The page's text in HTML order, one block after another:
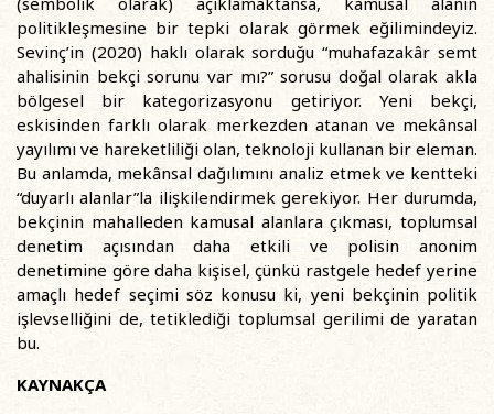
politikleşmesine bir tepki olarak görmek eğilimindeyiz.
Sevinç’in (2020) haklı olarak sorduğu “muhafazakâr semt
ahalisinin bekçi sorunu var mı?” sorusu doğal olarak akla
bölgesel bir kategorizasyonu getiriyor. Yeni bekçi,
eskisinden farklı olarak merkezden atanan ve mekânsal
yayılımı ve hareketliliği olan, teknoloji kullanan bir eleman.
Bu anlamda, mekânsal dağılımını analiz etmek ve kentteki
“duyarlı alanlar”la ilişkilendirmek gerekiyor. Her durumda,
bekçinin mahalleden kamusal alanlara çıkması, toplumsal
denetim açısından daha etkili ve polisin anonim
denetimine göre daha kişisel, çünkü rastgele hedef yerine
amaçlı hedef seçimi söz konusu ki, yeni bekçinin politik
işlevselliğini de, tetiklediği toplumsal gerilimi de yaratan
bu.
KAYNAKÇA